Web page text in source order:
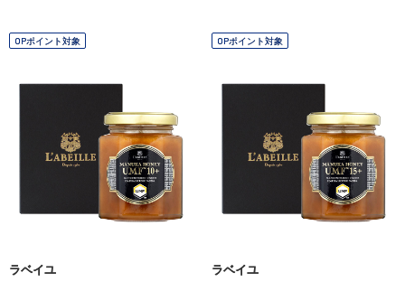
OPポイント対象
ラベイユ
OPポイント対象
ラベイユ